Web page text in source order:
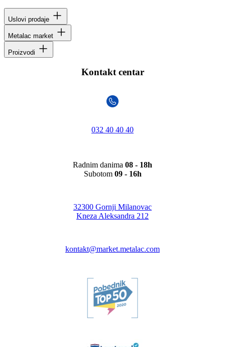
Uslovi prodaje
Metalac market
Proizvodi
Kontakt centar
032 40 40 40
Radnim danima 08 - 18h
Subotom 09 - 16h
32300 Gornji Milanovac
Kneza Aleksandra 212
kontakt@market.metalac.com